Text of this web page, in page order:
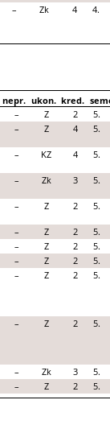
– Zk 4 4.
nepr. ukon. kred.
– Z 2
5.
– Z 4 5.
– KZ 4 5.
– Zk 3 5.
– Z 2 5.
– Z 2
5.
– Z 2
5.
– Z 2
5.
– Z 2 5.
– Z 2 5.
– Zk 3
5.
– Z 2 5.